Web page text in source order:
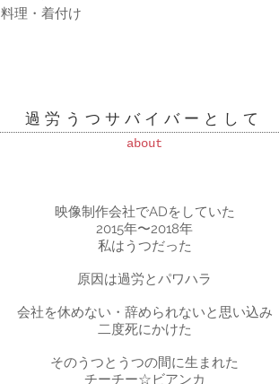
料理・着付け
過労うつサバイバーとして​
about
映像制作会社でADをしていた
2015年〜2018年
私はうつだった
原因は過労とパワハラ
会社を休めない・辞められないと思い込み
二度死にかけた
そのうつとうつの間に生まれた
チーチー☆ビアンカ